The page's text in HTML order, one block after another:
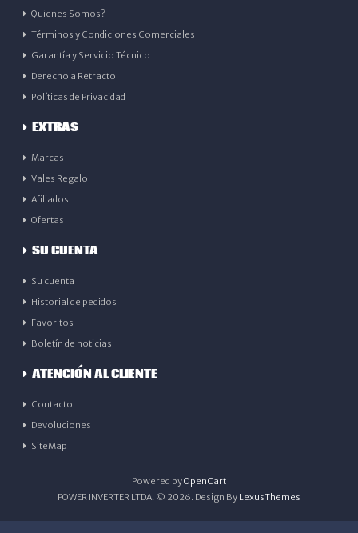
Quienes Somos?
Términos y Condiciones Comerciales
Garantía y Servicio Técnico
Derecho a Retracto
Políticas de Privacidad
EXTRAS
Marcas
Vales Regalo
Afiliados
Ofertas
SU CUENTA
Su cuenta
Historial de pedidos
Favoritos
Boletín de noticias
ATENCIÓN AL CLIENTE
Contacto
Devoluciones
SiteMap
Powered byOpenCart
POWER INVERTER LTDA. © 2026. Design By LexusThemes